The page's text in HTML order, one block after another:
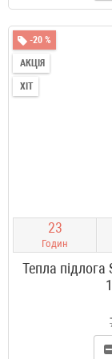
-20 %
АКЦІЯ
ХІТ
23
Годин
Тепла